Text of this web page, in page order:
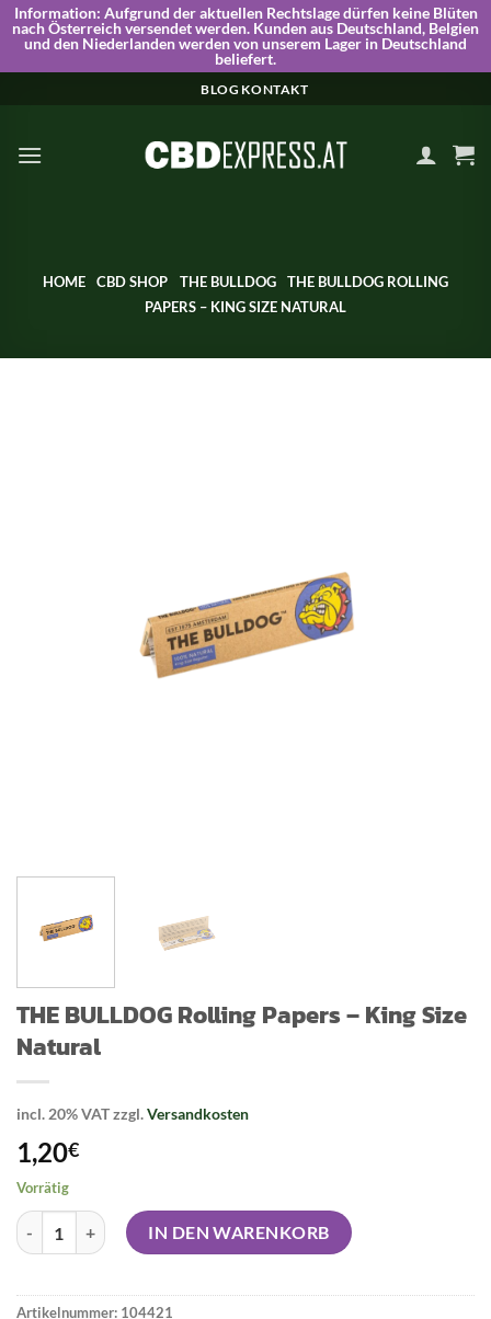
Information: Aufgrund der aktuellen Rechtslage dürfen keine Blüten
nach Österreich versendet werden. Kunden aus Deutschland, Belgien
und den Niederlanden werden von unserem Lager in Deutschland
beliefert.
BLOG KONTAKT
HOME CBD SHOP THE BULLDOG
THE BULLDOG ROLLING
PAPERS – KING SIZE NATURAL
THE BULLDOG Rolling Papers – King Size
Natural
incl. 20% VATzzgl.Versandkosten
1,20€
Vorrätig
THE BULLDOG Rolling Papers - King Size Natural Menge
IN DEN WARENKORB
Artikelnummer: 104421